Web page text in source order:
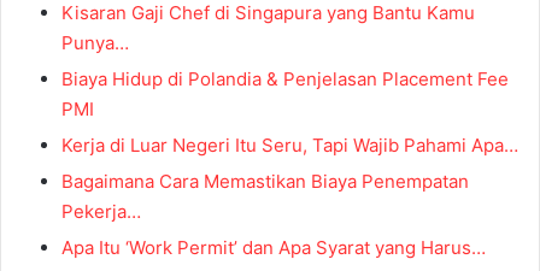
Kisaran Gaji Chef di Singapura yang Bantu Kamu
Punya…
Biaya Hidup di Polandia & Penjelasan Placement Fee
PMI
Kerja di Luar Negeri Itu Seru, Tapi Wajib Pahami Apa…
Bagaimana Cara Memastikan Biaya Penempatan
Pekerja…
Apa Itu ‘Work Permit’ dan Apa Syarat yang Harus…